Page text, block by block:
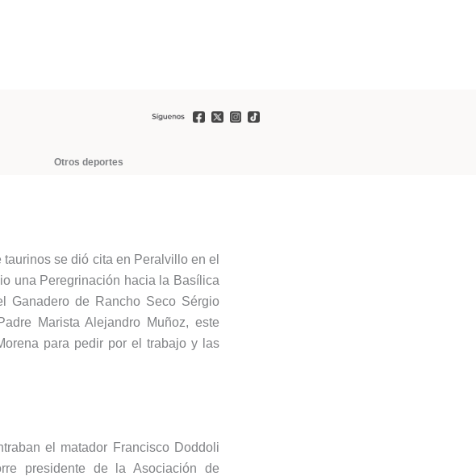
Otros deportes
se dió cita en Peralvillo en el
una Peregrinación hacia la Basílica
Ganadero de Rancho Seco Sérgio
Marista Alejandro Muñoz, este
para pedir por el trabajo y las
el matador Francisco Doddoli
presidente de la Asociación de